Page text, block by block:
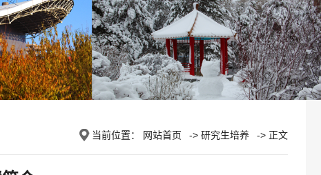
当前位置： 网站首页 -> 研究生培养 -> 正文